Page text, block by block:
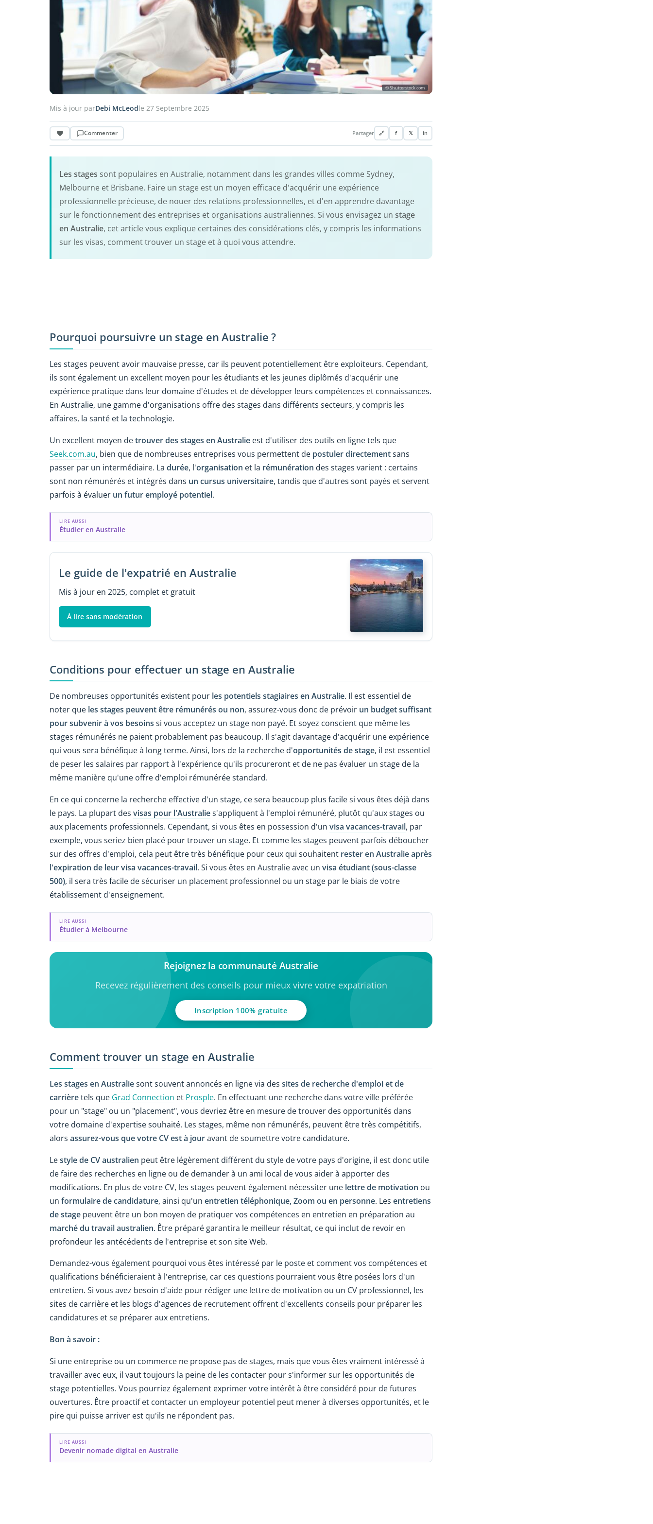
© Shutterstock.com
Mis à jour parDebi McLeodle 27 Septembre 2025
Commenter Partager 🔗 f 𝕏 in
Les stages sont populaires en Australie, notamment dans les grandes villes comme Sydney,
Melbourne et Brisbane. Faire un stage est un moyen efficace d'acquérir une expérience
professionnelle précieuse, de nouer des relations professionnelles, et d'en apprendre davantage
sur le fonctionnement des entreprises et organisations australiennes. Si vous envisagez un stage
en Australie, cet article vous explique certaines des considérations clés, y compris les informations
sur les visas, comment trouver un stage et à quoi vous attendre.
Pourquoi poursuivre un stage en Australie ?
Les stages peuvent avoir mauvaise presse, car ils peuvent potentiellement être exploiteurs. Cependant,
ils sont également un excellent moyen pour les étudiants et les jeunes diplômés d'acquérir une
expérience pratique dans leur domaine d'études et de développer leurs compétences et connaissances.
En Australie, une gamme d'organisations offre des stages dans différents secteurs, y compris les
affaires, la santé et la technologie.
Un excellent moyen detrouver des stages en Australie est d'utiliser des outils en ligne tels que
Seek.com.au, bien que de nombreuses entreprises vous permettent de postuler directementsans
passer par un intermédiaire. La durée, l'organisation et la rémunération des stages varient : certains
sont non rémunérés et intégrés dans un cursus universitaire, tandis que d'autres sont payés et servent
parfois à évaluer un futur employé potentiel.
LIRE AUSSI
Étudier en Australie
Le guide de l'expatrié en Australie
Mis à jour en 2025, complet et gratuit
À lire sans modération
Conditions pour effectuer un stage en Australie
De nombreuses opportunités existent pour les potentiels stagiaires en Australie. Il est essentiel de
noter que les stages peuvent être rémunérés ou non, assurez-vous donc de prévoir un budget suffisant
pour subvenir à vos besoins si vous acceptez un stage non payé. Et soyez conscient que même les
stages rémunérés ne paient probablement pas beaucoup. Il s'agit davantage d'acquérir une expérience
qui vous sera bénéfique à long terme. Ainsi, lors de la recherche d'opportunités de stage, il est essentiel
de peser les salaires par rapport à l'expérience qu'ils procureront et de ne pas évaluer un stage de la
même manière qu'une offre d'emploi rémunérée standard.
En ce qui concerne la recherche effective d'un stage, ce sera beaucoup plus facile si vous êtes déjà dans
le pays. La plupart des visas pour l'Australies'appliquent à l'emploi rémunéré, plutôt qu'aux stages ou
aux placements professionnels. Cependant, si vous êtes en possession d'un visa vacances-travail, par
exemple, vous seriez bien placé pour trouver un stage. Et comme les stages peuvent parfois déboucher
sur des offres d'emploi, cela peut être très bénéfique pour ceux qui souhaitent rester en Australieaprès
l'expiration de leur visa vacances-travail. Si vous êtes en Australie avec un visa étudiant (sous-classe
500), il sera très facile de sécuriser un placement professionnel ou un stage par le biais de votre
établissement d'enseignement.
LIRE AUSSI
Étudier à Melbourne
Rejoignez la communauté Australie
Recevez régulièrement des conseils pour mieux vivre votre expatriation
Inscription 100% gratuite
Comment trouver un stage en Australie
Les stages en Australiesont souvent annoncés en ligne via des sites de recherche d'emploi et de
carrièretels que Grad Connection et Prosple. En effectuant une recherche dans votre ville préférée
pour un "stage" ou un "placement", vous devriez être en mesure de trouver des opportunités dans
votre domaine d'expertise souhaité. Les stages, même non rémunérés, peuvent être très compétitifs,
alors assurez-vous que votre CV est à jouravant de soumettre votre candidature.
Lestyle de CV australien peut être légèrement différent du style de votre pays d'origine, il est donc utile
de faire des recherches en ligne ou de demander à un ami local de vous aider à apporter des
modifications. En plus de votre CV, les stages peuvent également nécessiter une lettre de motivation ou
un formulaire de candidature, ainsi qu'un entretien téléphonique, Zoom ou en personne. Les entretiens
de stage peuvent être un bon moyen de pratiquer vos compétences en entretien en préparation au
marché du travail australien. Être préparé garantira le meilleur résultat, ce qui inclut de revoir en
profondeur les antécédents de l'entreprise et son site Web.
Demandez-vous également pourquoi vous êtes intéressé par le poste et comment vos compétences et
qualifications bénéficieraient à l'entreprise, car ces questions pourraient vous être posées lors d'un
entretien. Si vous avez besoin d'aide pour rédiger une lettre de motivation ou un CV professionnel, les
sites de carrière et les blogs d'agences de recrutement offrent d'excellents conseils pour préparer les
candidatures et se préparer aux entretiens.
Bon à savoir :
Si une entreprise ou un commerce ne propose pas de stages, mais que vous êtes vraiment intéressé à
travailler avec eux, il vaut toujours la peine de les contacter pour s'informer sur les opportunités de
stage potentielles. Vous pourriez également exprimer votre intérêt à être considéré pour de futures
ouvertures. Être proactif et contacter un employeur potentiel peut mener à diverses opportunités, et le
pire qui puisse arriver est qu'ils ne répondent pas.
LIRE AUSSI
Devenir nomade digital en Australie